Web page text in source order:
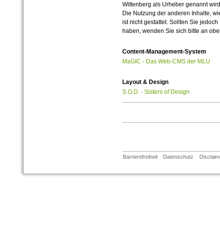
Wittenberg als Urheber genannt
Die Nutzung der anderen Inhalte,
ist nicht gestattet. Sollten Sie
haben, wenden Sie sich bitte an
Content-Management-System
MaGIC - Das Web-CMS der MLU
Layout & Design
S.O.D. - Sisters of Design
Barrierefreiheit Datenschutz